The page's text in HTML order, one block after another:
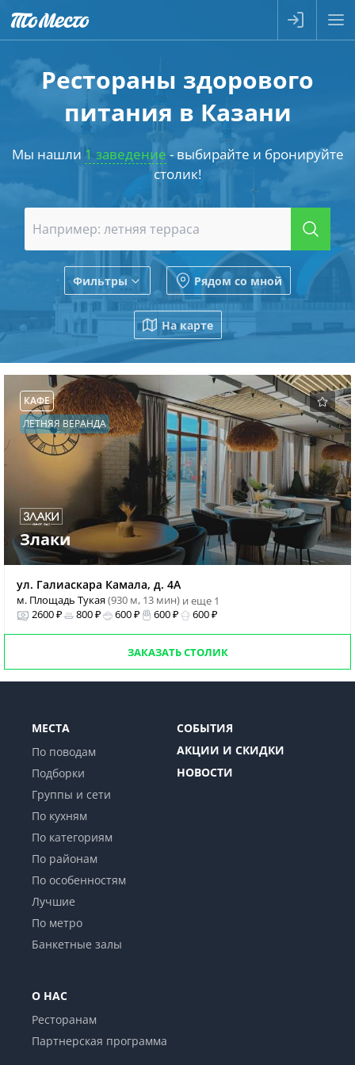
Рестораны здорового
питания в Казани
Мы нашли 1 заведение- выбирайте и бронируйте
столик!
Фильтры Рядом со мной
На карте
КАФЕ
ЛЕТНЯЯ ВЕРАНДА
Злаки
ул. Галиаскара Камала, д. 4А
м. Площадь Тукая(930 м, 13 мин) и еще 1
2600 ₽
800 ₽ 600 ₽ 600 ₽ 600 ₽
ЗАКАЗАТЬ СТОЛИК
МЕСТА
По поводам
Подборки
Группы и сети
По кухням
По категориям
По районам
По особенностям
Лучшие
По метро
Банкетные залы
СОБЫТИЯ
АКЦИИ И СКИДКИ
НОВОСТИ
О НАС
Ресторанам
Партнерская программа